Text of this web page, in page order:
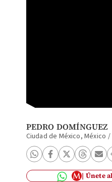
PEDRO DOMÍNGUEZ
Ciudad de México, México /
Únete